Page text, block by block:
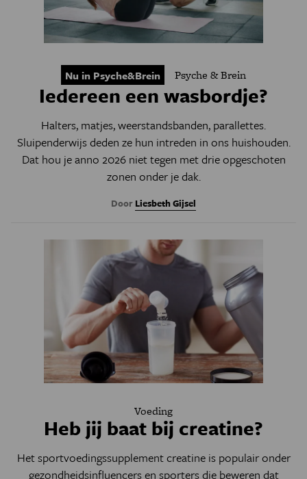
Nu in Psyche&Brein Psyche & Brein
Iedereen een wasbordje?
Halters, matjes, weerstandsbanden, parallettes.
Sluipenderwijs deden ze hun intreden in ons huishouden.
Dat hou je anno 2026 niet tegen met drie opgeschoten
zonen onder je dak.
Door Liesbeth Gijsel
Voeding
Heb jij baat bij creatine?
Het sportvoedingssupplement creatine is populair onder
gezondheidsinfluencers en sporters die beweren dat